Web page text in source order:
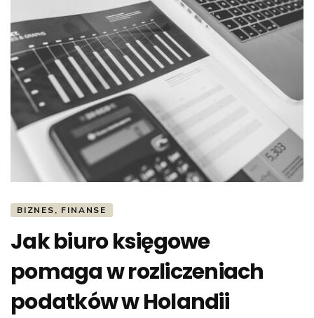
BIZNES, FINANSE
Jak biuro księgowe
pomaga w rozliczeniach
podatków w Holandii